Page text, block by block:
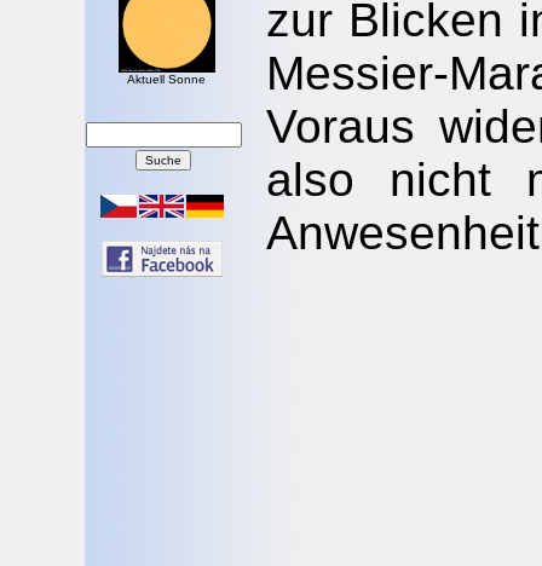
Aktuell Sonne
zur Blicken
Messier-
Voraus
also nicht